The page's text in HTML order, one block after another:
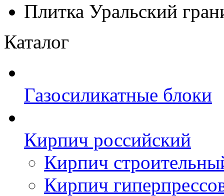
Плитка Уральский
Каталог
Газосиликатные блоки
Кирпич российский
Кирпич
Кирпич